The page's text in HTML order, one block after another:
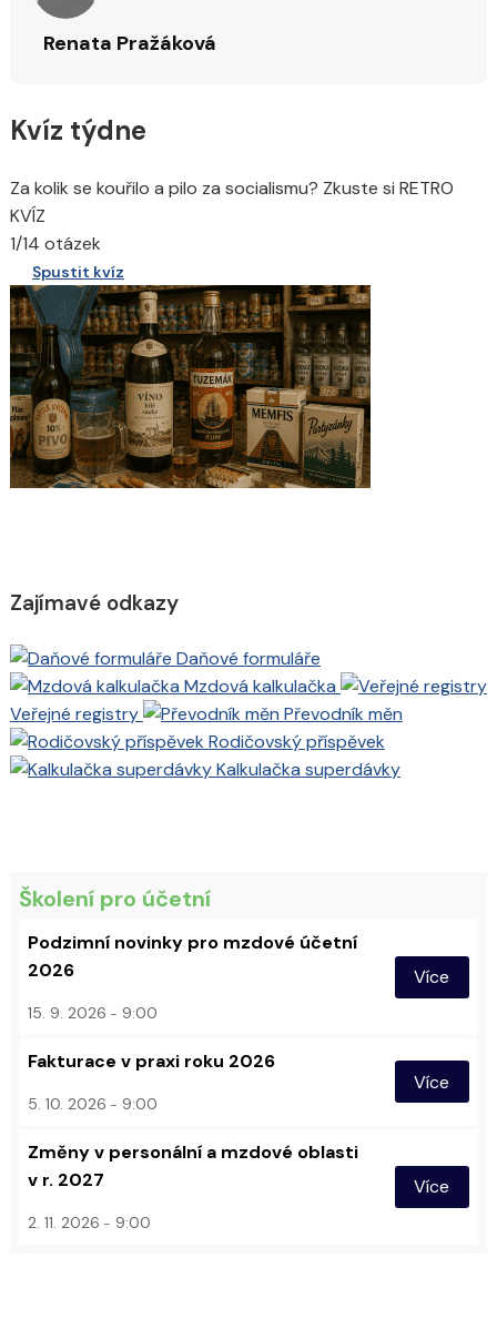
Renata Pražáková
Kvíz týdne
Za kolik se kouřilo a pilo za socialismu? Zkuste si RETRO
KVÍZ
1/14 otázek
Spustit kvíz
Zajímavé odkazy
Daňové formuláře
Mzdová kalkulačka
Veřejné registry
Převodník měn
Rodičovský příspěvek
Kalkulačka superdávky
Školení pro účetní
Podzimní novinky pro mzdové účetní
2026
15. 9. 2026 9:00
Více
Fakturace v praxi roku 2026
5. 10. 2026 9:00
Více
Změny v personální a mzdové oblasti
v r. 2027
2. 11. 2026 9:00
Více